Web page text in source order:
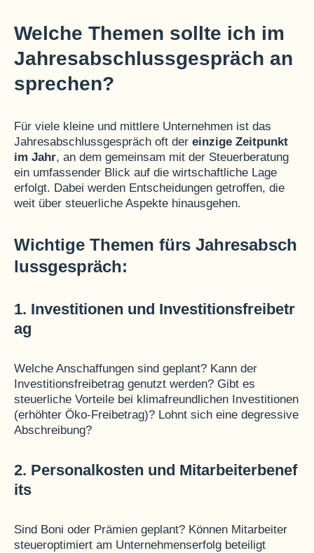
Welche Themen sollte ich im
Jahresabschlussgespräch an
sprechen?
Für viele kleine und mittlere Unternehmen ist das
Jahresabschlussgespräch oft der einzige Zeitpunkt
im Jahr, an dem gemeinsam mit der Steuerberatung
ein umfassender Blick auf die wirtschaftliche Lage
erfolgt. Dabei werden Entscheidungen getroffen, die
weit über steuerliche Aspekte hinausgehen.
Wichtige Themen fürs Jahresabsch
lussgespräch:
1. Investitionen und Investitionsfreibetr
ag
Welche Anschaffungen sind geplant? Kann der
Investitionsfreibetrag genutzt werden? Gibt es
steuerliche Vorteile bei klimafreundlichen Investitionen
(erhöhter Öko-Freibetrag)? Lohnt sich eine degressive
Abschreibung?
2. Personalkosten und Mitarbeiterbenef
its
Sind Boni oder Prämien geplant? Können Mitarbeiter
steueroptimiert am Unternehmenserfolg beteiligt